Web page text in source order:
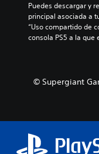
Puedes descargar y
principal asociada a
“Uso compartido de
consola PS5 a la
© Supergiant